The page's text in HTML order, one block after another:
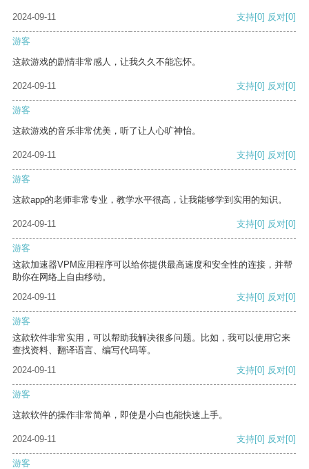
2024-09-11 支持[0] 反对[0]
游客
这款游戏的剧情非常感人，让我久久不能忘怀。
2024-09-11 支持[0] 反对[0]
游客
这款游戏的音乐非常优美，听了让人心旷神怡。
2024-09-11 支持[0] 反对[0]
游客
这款app的老师非常专业，教学水平很高，让我能够学到实用的知识。
2024-09-11 支持[0] 反对[0]
游客
这款加速器VPM应用程序可以给你提供最高速度和安全性的连接，并帮
助你在网络上自由移动。
2024-09-11
支持[0] 反对[0]
游客
这款软件非常实用，可以帮助我解决很多问题。比如，我可以使用它来
查找资料、翻译语言、编写代码等。
2024-09-11
支持[0] 反对[0]
游客
这款软件的操作非常简单，即使是小白也能快速上手。
2024-09-11 支持[0] 反对[0]
游客